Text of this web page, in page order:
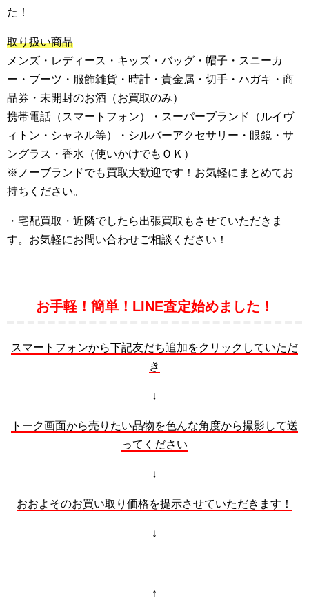
た！
取り扱い商品
メンズ・レディース・キッズ・バッグ・帽子・スニーカ
ー・ブーツ・服飾雑貨・時計・貴金属・切手・ハガキ・商
品券・未開封のお酒（お買取のみ）
携帯電話（スマートフォン）・スーパーブランド（ルイヴ
ィトン・シャネル等）・シルバーアクセサリー・眼鏡・サ
ングラス・香水（使いかけでもＯＫ）
※ノーブランドでも買取大歓迎です！お気軽にまとめてお
持ちください。
・宅配買取・近隣でしたら出張買取もさせていただきま
す。お気軽にお問い合わせご相談ください！
お手軽！簡単！LINE査定始めました！
スマートフォンから下記友だち追加をクリックしていただ
き
↓
トーク画面から売りたい品物を色んな角度から撮影して送
ってください
↓
おおよそのお買い取り価格を提示させていただきます！
↓
↑